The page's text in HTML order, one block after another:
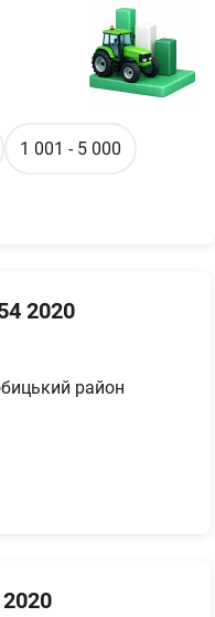
2020
район
1 001 - 5 000